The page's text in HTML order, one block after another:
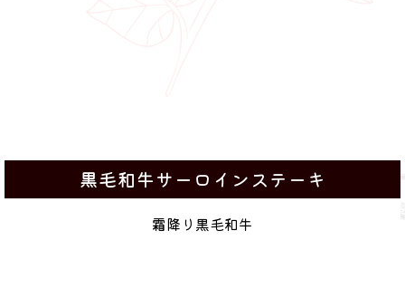
黒毛和牛サーロインステーキ
霜降り黒毛和牛